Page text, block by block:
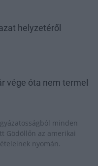
helyzetéről
vége óta nem termel
minden
Gödöllőn az amerikai
nyomán.